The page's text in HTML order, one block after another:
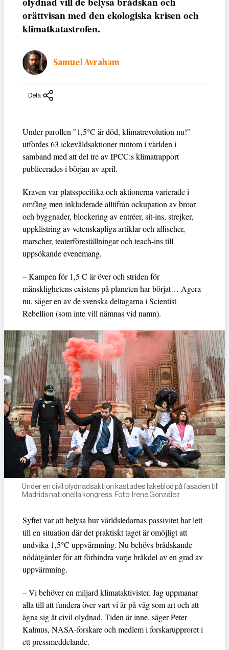
orättvisan med den ekologiska krisen och
klimatkatastrofen.
Samuel Avraham
Dela
Under parollen ”1,5°C är död, klimatrevolution nu!”
utfördes 63 ickevåldsaktioner runtom i världen i
samband med att del tre av IPCC:s klimatrapport
publicerades i början av april.
Kraven var platsspecifika och aktionerna varierade i
omfång men inkluderade alltifrån ockupation av broar
och byggnader, blockering av entréer, sit-ins, strejker,
uppklistring av vetenskapliga artiklar och affischer,
marscher, teaterföreställningar och teach-ins till
uppsökande evenemang.
– Kampen för 1,5 C är över och striden för
mänsklighetens existens på planeten har börjat… Agera
nu, säger en av de svenska deltagarna i Scientist
Rebellion (som inte vill nämnas vid namn).
Under en civil olydnadsaktion kastades fakeblod på fasaden till
Madrids nationella kongress. Foto: Irene González
Syftet var att belysa hur världsledarnas passivitet har lett
till en situation där det praktiskt taget är omöjligt att
undvika 1,5°C uppvärmning. Nu behövs brådskande
nödåtgärder för att förhindra varje bråkdel av en grad av
uppvärmning.
– Vi behöver en miljard klimataktivister. Jag uppmanar
alla till att fundera över vart vi är på väg som art och att
ägna sig åt civil olydnad. Tiden är inne, säger Peter
Kalmus, NASA-forskare och medlem i forskarupproret i
ett pressmeddelande.